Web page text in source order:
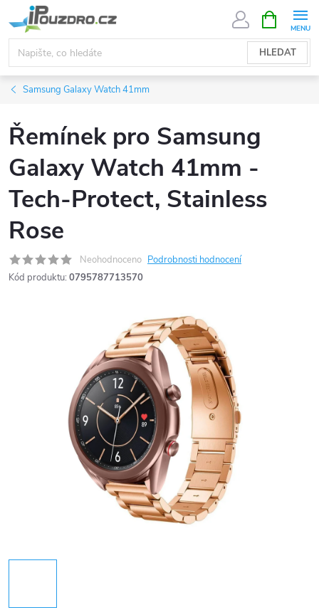
na
obsah
HLEDAT
NÁKUPNÍ
KOŠÍK
Samsung Galaxy Watch 41mm
Řemínek pro Samsung
Galaxy Watch 41mm -
Tech-Protect, Stainless
Rose
Neohodnoceno Podrobnosti hodnocení
Kód produktu: 0795787713570